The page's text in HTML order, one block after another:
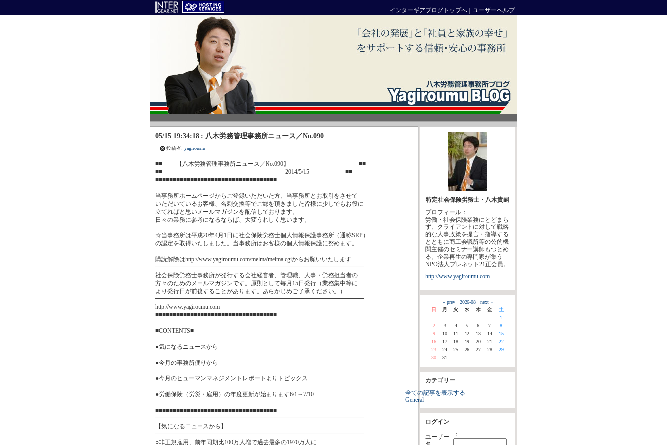
インターギアブログトップへ ユーザーヘルプ
05/15 19:34:18 : 八木労務管理事務所ニュース／No.090
投稿者: yagiroumu
■■====【八木労務管理事務所ニュース／No.090】====================■■
■■=================================== 2014/5/15 ==========■■
■■■■■■■■■■■■■■■■■■■■■■■■■■■■■■■■■■■
当事務所ホームページからご登録いただいた方、当事務所とお取引をさせて
いただいているお客様、名刺交換等でご縁を頂きました皆様に少しでもお役に
立てればと思いメールマガジンを配信しております。
日々の業務に参考になるならば、大変うれしく思います。
☆当事務所は平成20年4月1日に社会保険労務士個人情報保護事務所（通称SRP）
の認定を取得いたしました。当事務所はお客様の個人情報保護に努めます。
購読解除はhttp://www.yagiroumu.com/melma/melma.cgiからお願いいたします
━━━━━━━━━━━━━━━━━━━━━━━━━━━━━━━━━━━
社会保険労務士事務所が発行する会社経営者、管理職、人事・労務担当者の
方々のためのメールマガジンです。原則として毎月15日発行（業務集中等に
より発行日が前後することがあります。あらかじめご了承ください。）
━━━━━━━━━━━━━━━━━━━━━━━━━━━━━━━━━━━
http://www.yagiroumu.com
■■■■■■■■■■■■■■■■■■■■■■■■■■■■■■■■■■■
■CONTENTS■
●気になるニュースから
●今月の事務所便りから
●今月のヒューマンマネジメントレポートよりトピックス
●労働保険（労災・雇用）の年度更新が始まります6/1～7/10
■■■■■■■■■■■■■■■■■■■■■■■■■■■■■■■■■■■
━━━━━━━━━━━━━━━━━━━━━━━━━━━━━━━━━━━
【気になるニュースから】
━━━━━━━━━━━━━━━━━━━━━━━━━━━━━━━━━━━
○非正規雇用、前年同期比100万人増で過去最多の1970万人に…
特定社会保険労務士・八木貴嗣
プロフィール：
労働・社会保険業務にとどまら
ず、クライアントに対して戦略
的な人事政策を提言・指導する
とともに商工会議所等の公的機
関主催のセミナー講師もつとめ
る。企業再生の専門家が集う
NPO法人プレネット21正会員。
http://www.yagiroumu.com
« prev 2026-08
next »
日
月 火 水 木 金
土
1
2
3 4 5 6 7
8
9
10 11 12 13 14
15
16
17 18 19 20 21
22
23
24 25 26 27 28
29
30
31
カテゴリー
全ての記事を表示する
General
ログイン
ユーザー
：